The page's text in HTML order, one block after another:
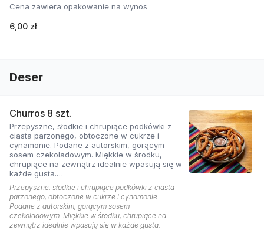
Cena zawiera opakowanie na wynos
6,00 zł
Deser
Churros 8 szt.
Przepyszne, słodkie i chrupiące podkówki z
ciasta parzonego, obtoczone w cukrze i
cynamonie. Podane z autorskim, gorącym
sosem czekoladowym. Miękkie w środku,
chrupiące na zewnątrz idealnie wpasują się w
każde gusta.
Cena zawiera opakowanie na wynos.
Przepyszne, słodkie i chrupiące podkówki z ciasta
parzonego, obtoczone w cukrze i cynamonie.
Podane z autorskim, gorącym sosem
czekoladowym. Miękkie w środku, chrupiące na
zewnątrz idealnie wpasują się w każde gusta.